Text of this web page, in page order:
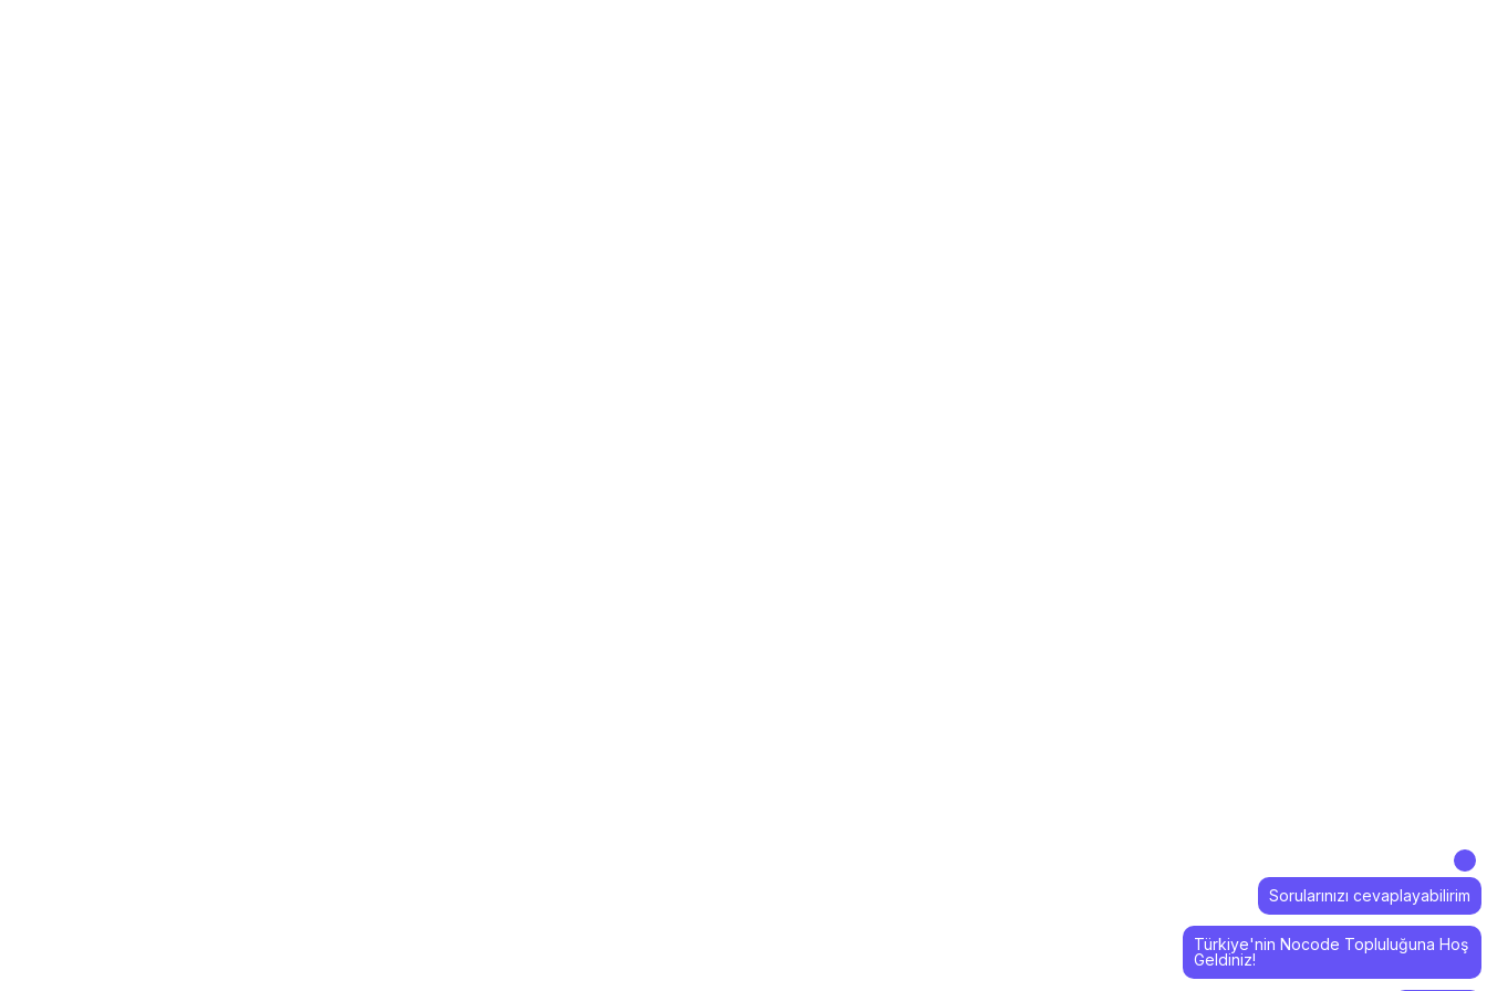
Türkiye'nin Nocode Topluluğuna Hoş
Geldiniz!
Sorularınızı cevaplayabilirim